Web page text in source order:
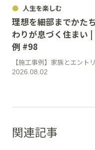
人生を楽しむ
理想を細部までかた
わりが息づく住まい
例 #98
2026.08.02
【施工事例】家族とエント
関連記事